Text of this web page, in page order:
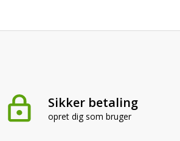
Sikker betaling
opret dig som bruger